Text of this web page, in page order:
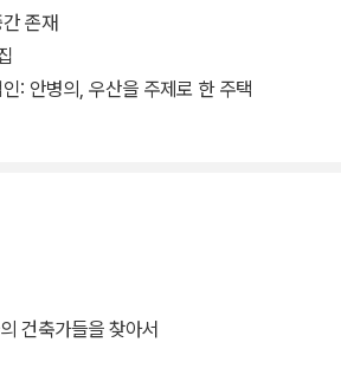
SPACE(공간)」에 연재됐던 ‘리-비지트
획된 이 책은 그간 중요하게 다뤄지지 않았
함으로써, 한국의 근현대 건축사의 빈칸
중요한 가치가 있다. 또한 이 주택에서 저
공한다.
존재
: 안병의, 우산을 주제로 한 주택
건축가들을 찾아서